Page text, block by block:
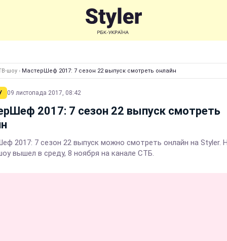
шоу › МастерШеф 2017: 7 сезон 22 выпуск смотреть онлайн
09 листопада 2017, 08:42
2017: 7 сезон 22 выпуск смотреть
2017: 7 сезон 22 выпуск можно смотреть онлайн на Styler.
вышел в среду, 8 ноября на канале СТБ.